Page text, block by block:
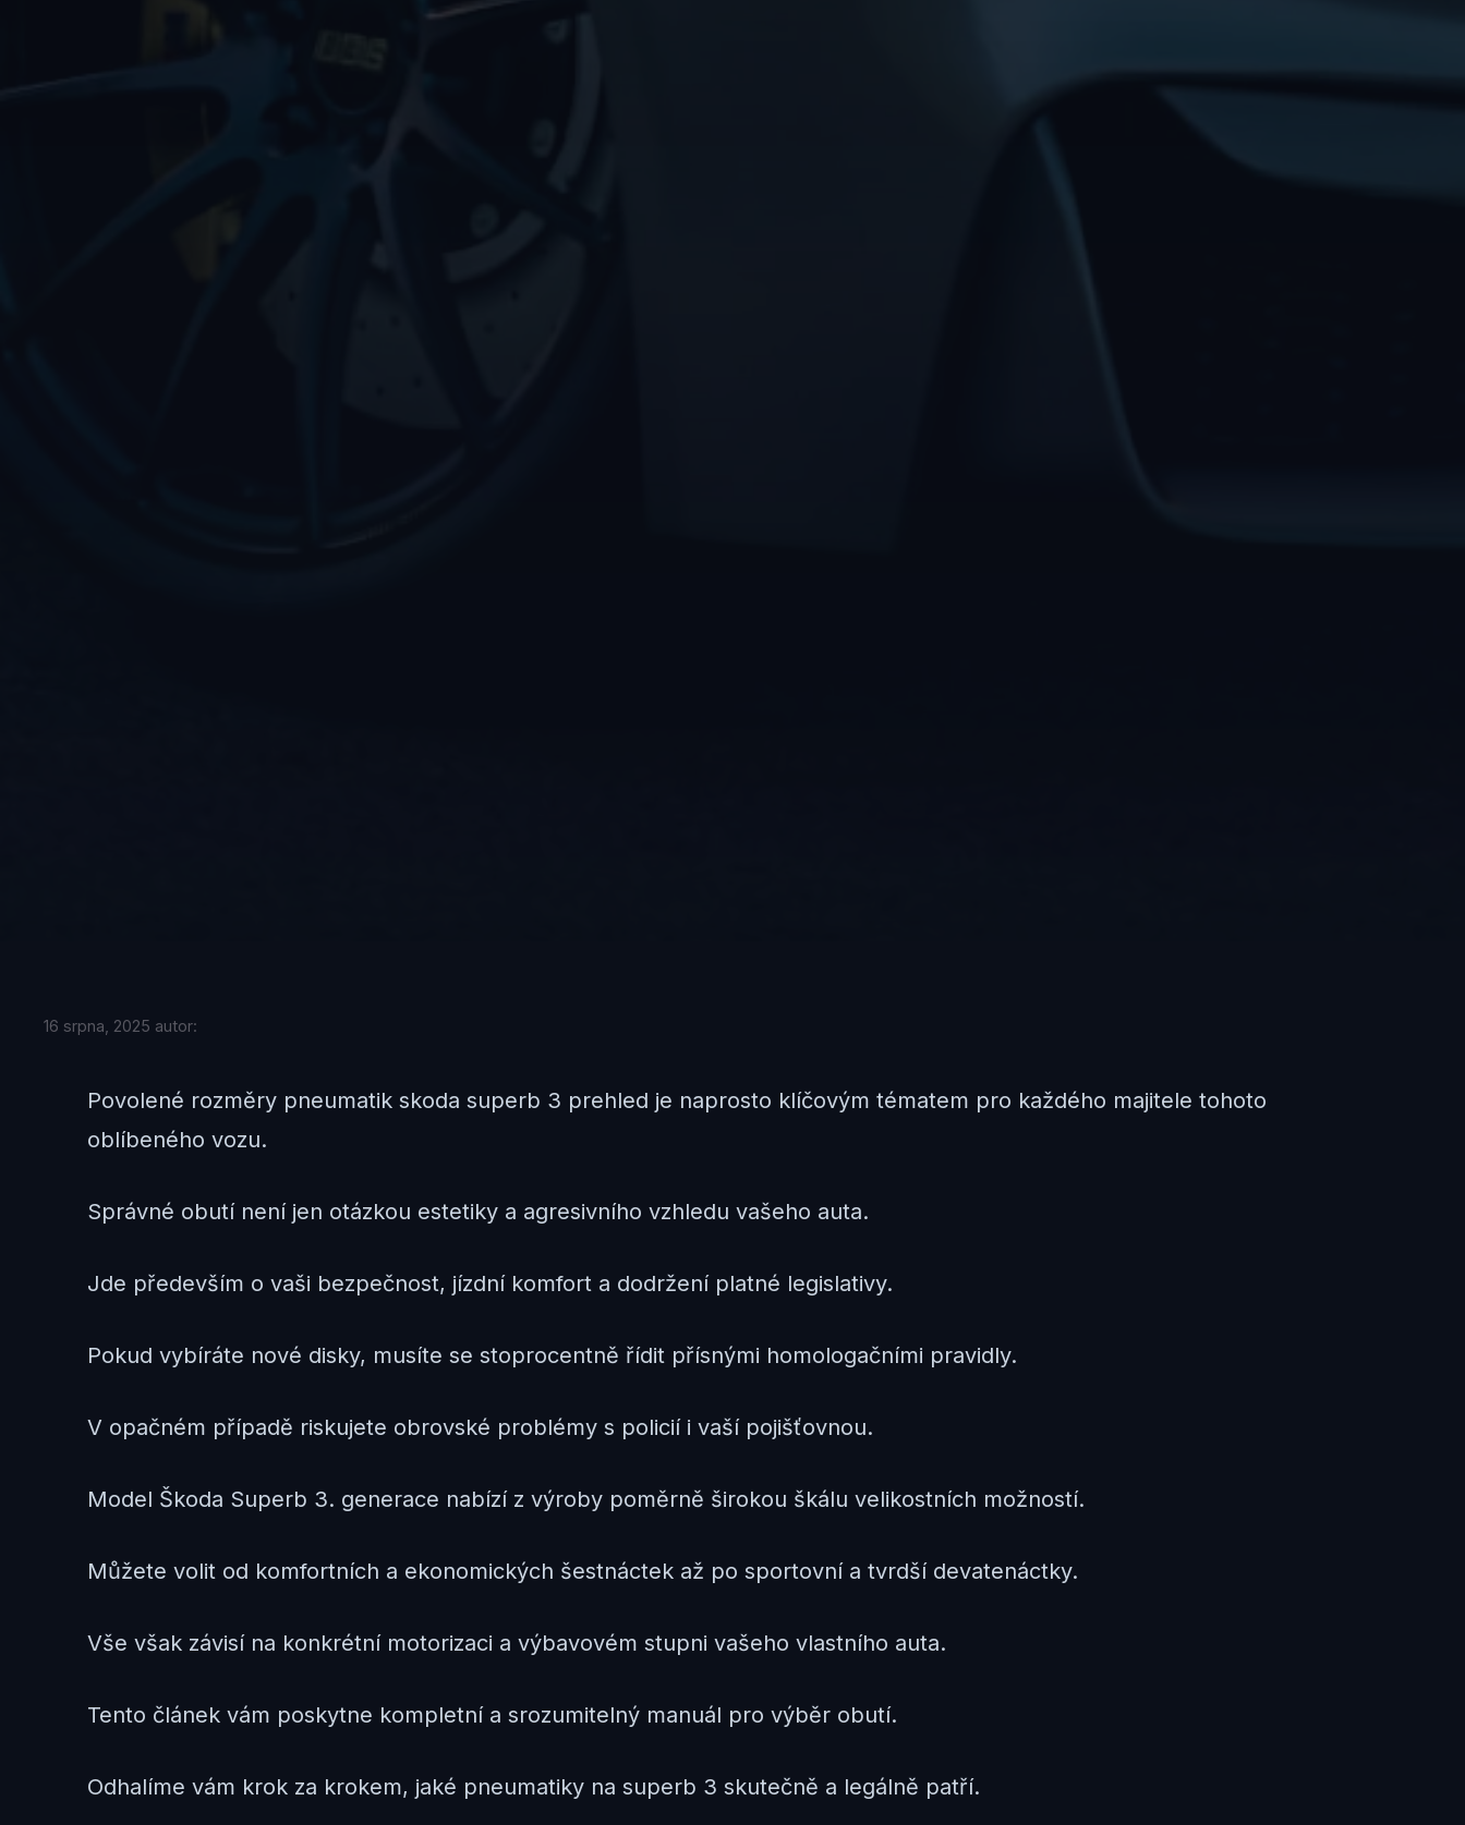
16 srpna, 2025 autor:
Povolené rozměry pneumatik skoda superb 3 prehled je naprosto klíčovým tématem pro každého majitele tohoto
oblíbeného vozu.
Správné obutí není jen otázkou estetiky a agresivního vzhledu vašeho auta.
Jde především o vaši bezpečnost, jízdní komfort a dodržení platné legislativy.
Pokud vybíráte nové disky, musíte se stoprocentně řídit přísnými homologačními pravidly.
V opačném případě riskujete obrovské problémy s policií i vaší pojišťovnou.
Model Škoda Superb 3. generace nabízí z výroby poměrně širokou škálu velikostních možností.
Můžete volit od komfortních a ekonomických šestnáctek až po sportovní a tvrdší devatenáctky.
Vše však závisí na konkrétní motorizaci a výbavovém stupni vašeho vlastního auta.
Tento článek vám poskytne kompletní a srozumitelný manuál pro výběr obutí.
Odhalíme vám krok za krokem, jaké pneumatiky na superb 3 skutečně a legálně patří.